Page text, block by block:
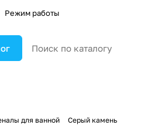
Режим работы
для ванной Серый камень